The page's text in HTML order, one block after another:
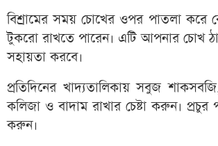
বিশ্রামের সময় চোখের ওপর পাতলা করে
টুকরো রাখতে পারেন। এটি আপনার চোখ
সহায়তা করবে।
প্রতিদিনের খাদ্যতালিকায় সবুজ
কলিজা ও বাদাম রাখার চেষ্টা করুন। প্রচুর
করুন।